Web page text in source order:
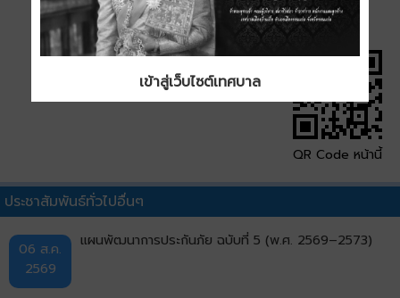
QR Code หน้านี้
ประชาสัมพันธ์ทั่วไปอื่นๆ
06 ส.ค.
2569
แผนพัฒนาการประกันภัย ฉบับที่ 5 (พ.ศ. 2569–2573)
เข้าสู่เว็บไซต์เทศบาล